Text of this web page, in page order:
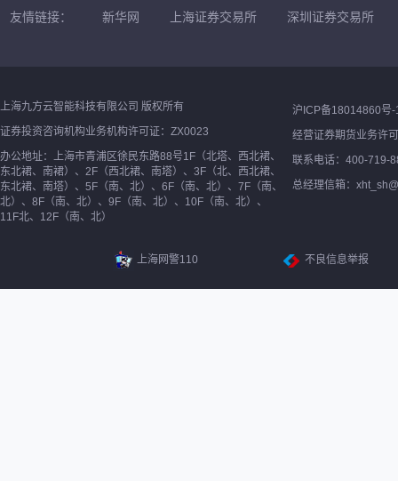
友情链接： 新华网 上海证券交易所 深圳证券交易所
上海九方云智能科技有限公司 版权所有
证券投资咨询机构业务机构许可证：ZX0023
办公地址：上海市青浦区徐民东路88号1F（北塔、西北裙、
东北裙、南裙）、2F（西北裙、南塔）、3F（北、西北裙、
东北裙、南塔）、5F（南、北）、6F（南、北）、7F（南、
北）、8F（南、北）、9F（南、北）、10F（南、北）、
11F北、12F（南、北）
沪ICP备18014860号-
经营证券期货业务许
联系电话：400-719-
总经理信箱：
上海网警110 不良信息举报